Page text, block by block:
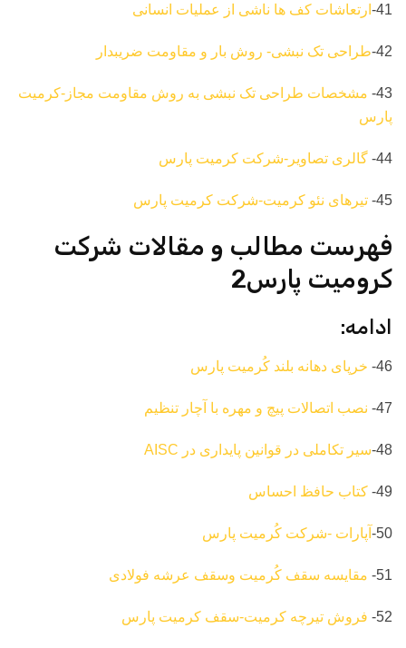
41- ارتعاشات کف ها ناشی از عملیات انسانی
42- طراحی تک نبشی- روش بار و مقاومت ضریبدار
43- مشخصات طراحی تک نبشی به روش مقاومت مجاز-کرمیت
پارس
44- گالری تصاویر-شرکت کرمیت پارس
45- تیرهای نئو کرمیت-شرکت کرمیت پارس
فهرست مطالب و مقالات شرکت
کرومیت پارس2
ادامه:
46- خرپای دهانه بلند کُرمیت پارس
47- نصب اتصالات پیچ و مهره با آچار تنظیم
48- سیر تکاملی در قوانین پایداری در AISC
49- کتاب حافظ احساس
50- آپارات -شرکت کُرمیت پارس
51- مقایسه سقف کُرمیت وسقف عرشه فولادی
52- فروش تیرچه کرمیت-سقف کرمیت پارس